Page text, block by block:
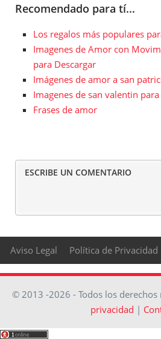
Recomendado para tí...
Los regalos más populares
Imagenes de Amor con
para Descargar
Imágenes de amor a san
Imagenes de san valentin
Frases de amor
ESCRIBE UN COMENTARIO
Aviso Legal Política de Privacidad
© 2013 -2026 - Todos los derechos
privacidad |